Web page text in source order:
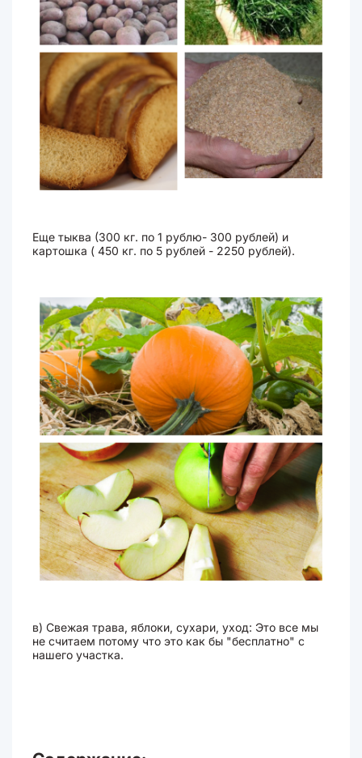
Еще тыква (300 кг. по 1 рублю- 300 рублей) и
картошка ( 450 кг. по 5 рублей - 2250 рублей).
в) Свежая трава, яблоки, сухари, уход: Это все мы
не считаем потому что это как бы "бесплатно" с
нашего участка.